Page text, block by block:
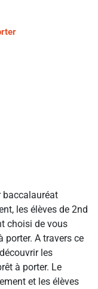
baccalauréat
les élèves de 2nd
choisi de vous
porter. A travers ce
les
à porter. Le
et les élèves